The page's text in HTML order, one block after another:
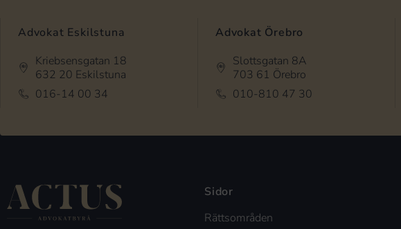
Advokat Eskilstuna
Kriebsensgatan 18
632 20 Eskilstuna
016-14 00 34
Advokat Örebro
Slottsgatan 8A
703 61 Örebro
010-810 47 30
Sidor
Rättsområden